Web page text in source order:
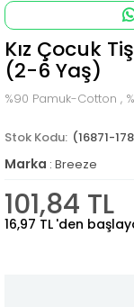
Kız Çocuk
(2-6 Yaş)
%90 Pamuk-Cotton ,
(16871-
Marka : Breeze
101,84 TL
16,97 TL 'den